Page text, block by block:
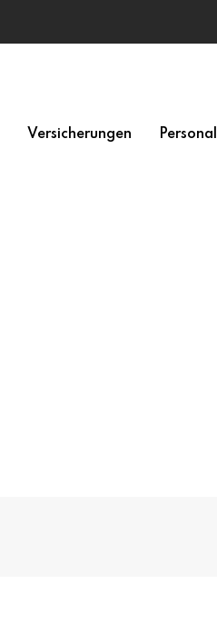
Versicherungen Personal